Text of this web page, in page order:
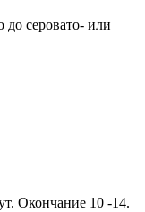
до серовато- или
Окончание 10 -14.